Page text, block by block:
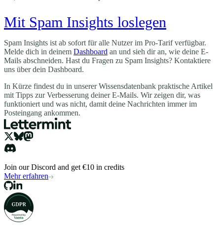
Mit Spam Insights loslegen
Spam Insights ist ab sofort für alle Nutzer im Pro-Tarif verfügbar.
Melde dich in deinem Dashboard an und sieh dir an, wie deine E-
Mails abschneiden. Hast du Fragen zu Spam Insights? Kontaktiere
uns über dein Dashboard.
In Kürze findest du in unserer Wissensdatenbank praktische Artikel
mit Tipps zur Verbesserung deiner E-Mails. Wir zeigen dir, was
funktioniert und was nicht, damit deine Nachrichten immer im
Posteingang ankommen.
Join our Discord and get €10 in credits
Mehr erfahren